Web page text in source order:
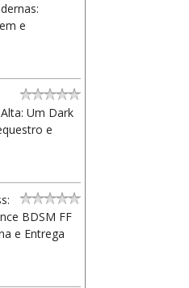
e
Um Dark
e
BDSM FF
e Entrega